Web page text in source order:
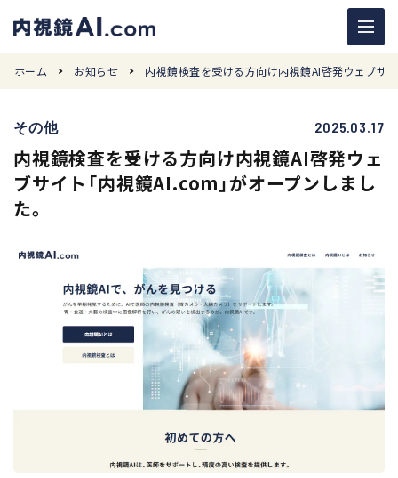
ホーム お知らせ 内視鏡検査を受ける方向け内視鏡AI啓発ウェブサ
その他 2025.03.17
内視鏡検査を受ける方向け内視鏡AI啓発ウェ
ブサイト「内視鏡AI.com」がオープンしまし
た。